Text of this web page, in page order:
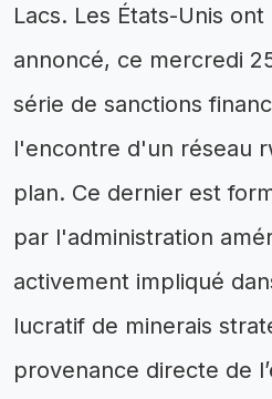
Lacs. Les États-Unis
annoncé, ce mercredi
série de sanctions
l'encontre d'un réseau
plan. Ce dernier est
par l'administration
activement impliqué
lucratif de minerais
provenance directe de